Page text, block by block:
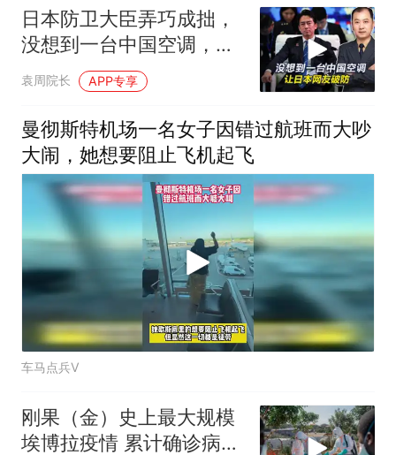
日本防卫大臣弄巧成拙，
没想到一台中国空调，让
日本网友破防
袁周院长 APP专享
曼彻斯特机场一名女子因错过航班而大吵
大闹，她想要阻止飞机起飞
车马点兵V
刚果（金）史上最大规模
埃博拉疫情 累计确诊病例